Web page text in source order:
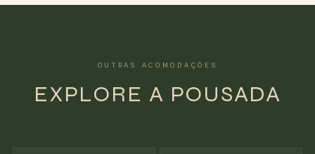
OUTRAS ACOMODAÇÕES
EXPLORE A POUSADA